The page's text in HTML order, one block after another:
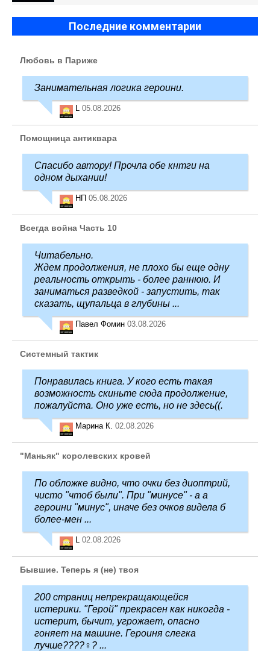
Последние комментарии
Любовь в Париже
Занимательная логика героини.
05.08.2026
Помощница антиквара
Спасибо автору! Прочла обе кнтги на
одном дыхании!
НП 05.08.2026
Всегда война Часть 10
Читабельно.
Ждем продолжения, не плохо бы еще одну
реальность открыть - более раннюю. И
заниматься разведкой - запустить, так
сказать, щупальца в глубины ...
Павел Фомин 03.08.2026
Системный тактик
Понравилась книга. У кого есть такая
возможность скиньте сюда продолжение,
пожалуйста. Оно уже есть, но не здесь((.
Марина К. 02.08.2026
"Маньяк" королевских кровей
По обложке видно, что очки без диоптрий,
чисто "чтоб были". При "минусе" - а а
героини "минус", иначе без очков видела б
более-мен ...
02.08.2026
Бывшие. Теперь я (не) твоя
200 страниц непрекращающейся
истерики. "Герой" прекрасен как никогда -
истерит, бычит, угрожает, опасно
гоняет на машине. Героиня слегка
лучше????‍♀️? ...